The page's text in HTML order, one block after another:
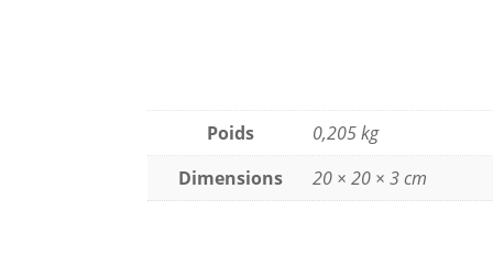
Poids
0,205 kg
Dimensions
20 × 20 × 3 cm